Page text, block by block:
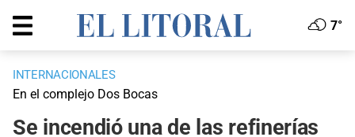
7°
INTERNACIONALES
En el complejo Dos Bocas
Se incendió una de las refinerías